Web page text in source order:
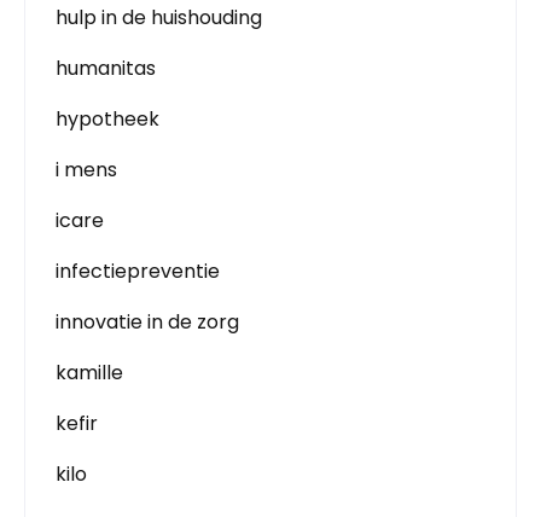
hulp in de huishouding
humanitas
hypotheek
i mens
icare
infectiepreventie
innovatie in de zorg
kamille
kefir
kilo